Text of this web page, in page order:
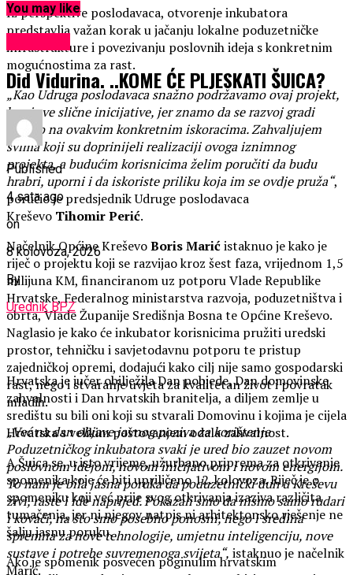
Iz perspektive poslodavaca, otvorenje inkubatora
predstavlja važan korak u jačanju lokalne poduzetničke
infrastrukture i povezivanju poslovnih ideja s konkretnim
mogućnostima za rast.
„Kao Udruga poslodavaca snažno podržavamo ovaj projekt,
kao i sve slične inicijative, jer znamo da se razvoj gradi
upravo na ovakvim konkretnim iskoracima. Zahvaljujem
svima koji su doprinijeli realizaciji ovoga iznimnog
projekta, a budućim korisnicima želim poručiti da budu
hrabri, uporni i da iskoriste priliku koja im se ovdje pruža“,
poručio je predsjednik Udruge poslodavaca
Kreševo Tihomir Perić.
Načelnik Općine KreševoBoris Marićistaknuo je kako je
riječ o projektu koji se razvijao kroz šest faza, vrijednom 1,5
milijuna KM, financiranom uz potporu Vlade Republike
Hrvatske, Federalnog ministarstva razvoja, poduzetništva i
obrta, Vlade Županije Središnja Bosna te Općine Kreševo.
Naglasio je kako će inkubator korisnicima pružiti uredski
prostor, tehničku i savjetodavnu potporu te pristup
zajedničkoj opremi, dodajući kako cilj nije samo gospodarski
rast, nego i stvaranje uvjeta za kvalitetan život i povratak
mladih.
„Već na dan objave javnog poziva za korištenje
Poduzetničkog inkubatora svaki je ured bio zauzet novom
poslovnom idejom, novom inicijativom i novom energijom.
To nam je bila jasna poruka da poduzetnički duh u Kreševu
živi, raste i ide naprijed. Pokazali smo da nismo samo rudari
i kovači, na što smo posebno ponosni, nego i sredina
spremna za nove tehnologije, umjetnu inteligenciju, nove
sustave i potrebe suvremenoga svijeta“, istaknuo je načelnik
Marić.
You may like
Did Vidurina. ..KOME ĆE PLJESKATI ŠUICA?
Published
4 sata ago
on
8 kolovoza, 2026
By
Urednik BPZ
Hrvatska je jučer obilježila Dan pobjede, Dan domovinske
zahvalnosti i Dan hrvatskih branitelja, a diljem zemlje u
središtu su bili oni koji su stvarali Domovinu i kojima je cijela
Hrvatska s velikim poštovanjem odala zahvalnost.
A Šuica se, u isto vrijeme, užurbano priprema za otkrivanje
spomenika koje će biti upriličeno 12. kolovoza. Riječ je o
spomeniku koji već prije svog otkrivanja izaziva različita
tumačenja, jer ni njegov natpis ni arhitektonsko rješenje ne
šalju jasnu poruku.
Ako je spomenik posvećen poginulim hrvatskim